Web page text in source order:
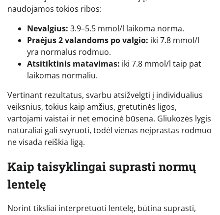
naudojamos tokios ribos:
Nevalgius: 3.9–5.5 mmol/l laikoma norma.
Praėjus 2 valandoms po valgio: iki 7.8 mmol/l
yra normalus rodmuo.
Atsitiktinis matavimas: iki 7.8 mmol/l taip pat
laikomas normaliu.
Vertinant rezultatus, svarbu atsižvelgti į individualius
veiksnius, tokius kaip amžius, gretutinės ligos,
vartojami vaistai ir net emocinė būsena. Gliukozės lygis
natūraliai gali svyruoti, todėl vienas neįprastas rodmuo
ne visada reiškia ligą.
Kaip taisyklingai suprasti normų
lentelę
Norint tiksliai interpretuoti lentelę, būtina suprasti,